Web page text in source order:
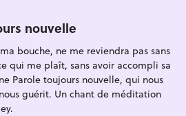
nouvelle
bouche, ne me reviendra pas sans
qui me plaît, sans avoir accompli sa
Parole toujours nouvelle, qui nous
guérit. Un chant de méditation